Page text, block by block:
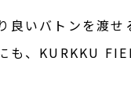
良いバトンを渡
も、KURKKU